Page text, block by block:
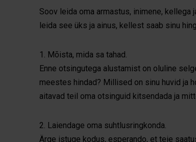
Soov leida oma armastus, inimene,
leida see üks ja ainus, kellest saab sinu
1. Mõista, mida sa tahad.
Enne otsingutega alustamist on oluline
meestes hindad? Millised on sinu huvid ja
aitavad teil oma otsinguid kitsendada ja
2. Laiendage oma suhtlusringkonda.
Ärge istuge kodus, esperando, et teie